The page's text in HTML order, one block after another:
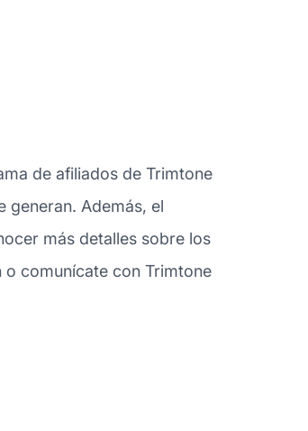
de afiliados de Trimtone
generan. Además, el
más detalles sobre los
comunícate con Trimtone